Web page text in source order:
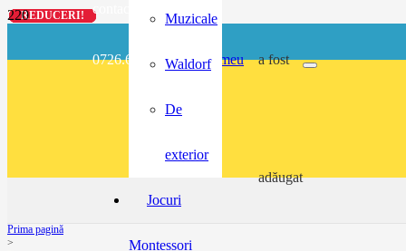
contact@buzunarel.ro
0726.697.486 meu a fost
adăugat
Muzicale
Waldorf
De
exterior
Jocuri
Montessori
Prima pagină
>
REDUCERI!
REDUCERI!
REDUCERI!
REDUCERI!